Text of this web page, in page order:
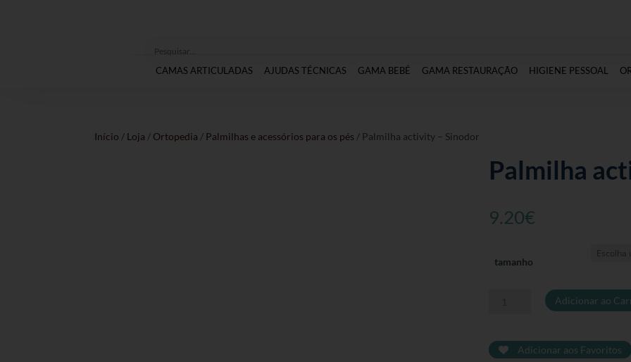
CAMAS ARTICULADAS AJUDAS TÉCNICAS GAMA BEBÉ GAMA RESTAURAÇÃO HIGIENE PESSOAL
Início / Loja / Ortopedia / Palmilhas e acessórios para os pés / Palmilha activity – Sinodor
Palmilha
9.20€
tamanho
activity
-
Adicionar ao
Adicionar aos Favoritos